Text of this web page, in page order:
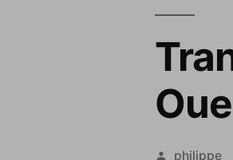
Publié
philippe